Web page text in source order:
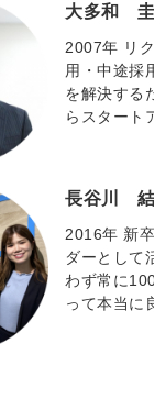
大多和 圭
2007年 リ
用・中途採
を解決する
らスタート
長谷川 結
2016年 新
ダーとし
わず常に
って本当に